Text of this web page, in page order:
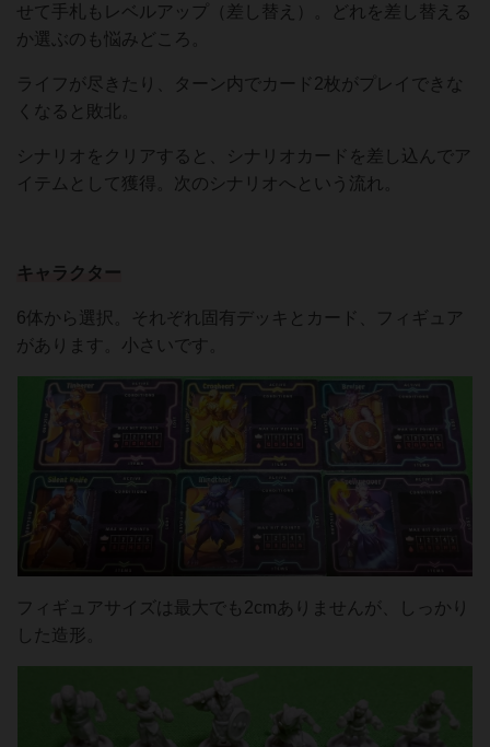
せて手札もレベルアップ（差し替え）。どれを差し替える
か選ぶのも悩みどころ。
ライフが尽きたり、ターン内でカード2枚がプレイできな
くなると敗北。
シナリオをクリアすると、シナリオカードを差し込んでア
イテムとして獲得。次のシナリオへという流れ。
キャラクター
6体から選択。それぞれ固有デッキとカード、フィギュア
があります。小さいです。
フィギュアサイズは最大でも2cmありませんが、しっかり
した造形。